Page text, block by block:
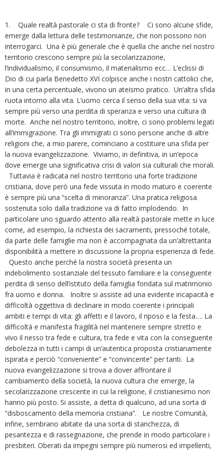
1. Quale realtà pastorale ci sta di fronte? Ci sono alcune sfide,
emerge dalla lettura delle testimonianze, che non possono non
interrogarci. Una è più generale che è quella che anche nel nostro
territorio crescono sempre più la secolarizzazione,
l’individualismo, il consumismo, il materialismo ecc… L’eclissi di
Dio di cui parla Benedetto XVI colpisce anche i nostri cattolici che,
in una certa percentuale, vivono un ateismo pratico. Un’altra sfida
ruota intorno alla vita. L’uomo cerca il senso della sua vita: si va
sempre più verso una perdita di speranza e verso una cultura di
morte. Anche nel nostro territorio, inoltre, ci sono problemi legati
all’immigrazione. Tra gli immigrati ci sono persone anche di altre
religioni che, a mio parere, cominciano a costituire una sfida per
la nuova evangelizzazione. Viviamo, in definitiva, in un’epoca
dove emerge una significativa crisi di valori sia culturali che morali.
Tuttavia è radicata nel nostro territorio una forte tradizione
cristiana, dove però una fede vissuta in modo maturo e coerente
è sempre più una “scelta di minoranza”. Una pratica religiosa
sostenuta solo dalla tradizione va di fatto implodendo. In
particolare uno sguardo attento alla realtà pastorale mette in luce
come, ad esempio, la richiesta dei sacramenti, pressoché totale,
da parte delle famiglie ma non è accompagnata da un’altrettanta
disponibilità a mettere in discussione la propria esperienza di fede.
Questo anche perché la nostra società presenta un
indebolimento sostanziale del tessuto familiare e la conseguente
perdita di senso dell’istituto della famiglia fondata sul matrimonio
fra uomo e donna. Inoltre si assiste ad una evidente incapacità e
difficoltà oggettiva di declinare in modo coerente i principali
ambiti e tempi di vita: gli affetti e il lavoro, il riposo e la festa…. La
difficoltà e manifesta fragilità nel mantenere sempre stretto e
vivo il nesso tra fede e cultura, tra fede e vita con la conseguente
debolezza in tutti i campi di un’autentica proposta cristianamente
ispirata e perciò “conveniente” e “convincente” per tanti. La
nuova evangelizzazione si trova a dover affrontare il
cambiamento della società, la nuova cultura che emerge, la
secolarizzazione crescente in cui la religione, il cristianesimo non
hanno più posto. Si assiste, a detta di qualcuno, ad una sorta di
“disboscamento della memoria cristiana”. Le nostre Comunità,
infine, sembrano abitate da una sorta di stanchezza, di
pesantezza e di rassegnazione, che prende in modo particolare i
presbiteri. Oberati da impegni sempre più numerosi ed impellenti,